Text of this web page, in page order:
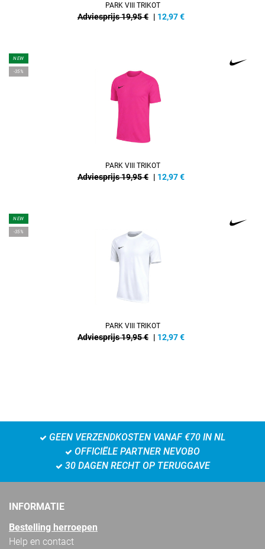
PARK VIII TRIKOT
Adviesprijs 19,95 € | 12,97€
NEW
-35%
PARK VIII TRIKOT
Adviesprijs 19,95 € | 12,97€
NEW
-35%
PARK VIII TRIKOT
Adviesprijs 19,95 € | 12,97€
GEEN VERZENDKOSTEN VANAF €70 IN NL
OFFICIËLE PARTNER NEVOBO
30 DAGEN RECHT OP TERUGGAVE
INFORMATIE
Bestelling herroepen
Help en contact